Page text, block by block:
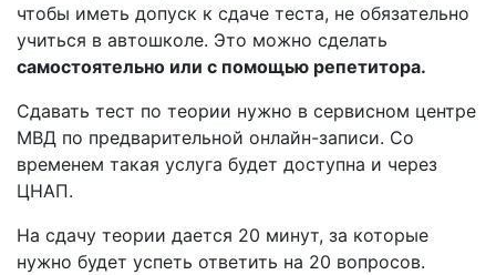
чтобы иметь допуск к сдаче теста, не обязательно
учиться в автошколе. Это можно сделать
самостоятельно или с помощью репетитора.
Сдавать тест по теории нужно в сервисном центре
МВД по предварительной онлайн-записи. Со
временем такая услуга будет доступна и через
ЦНАП.
На сдачу теории дается 20 минут, за которые
нужно будет успеть ответить на 20 вопросов.